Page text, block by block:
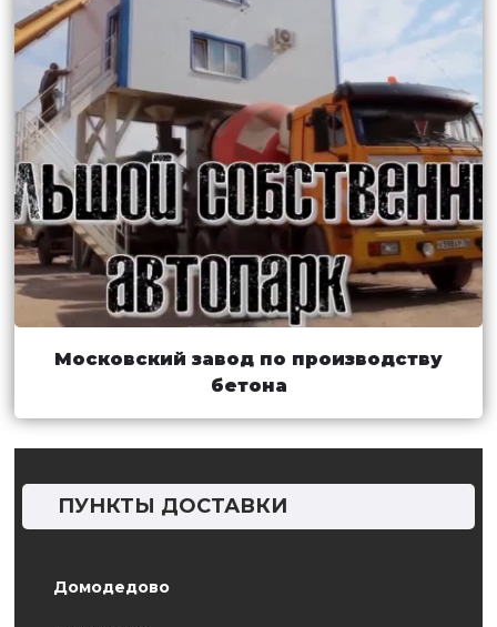
ПУНКТЫ ДОСТАВКИ
Домодедово
Московский завод по производству
бетона